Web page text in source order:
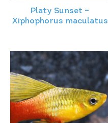
Platy Sunset –
Xiphophorus maculatus